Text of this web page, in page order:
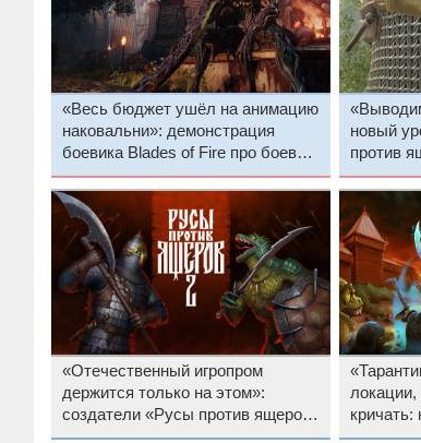
«Весь бюджет ушёл на анимацию
наковальни»: демонстрация
боевика Blades of Fire про боевого
кузнеца разочаровала игроков
новый
против
фанатов
«Отечественный игропром
держится только на этом»:
создатели «Русы против ящеров
2» поразили геймеров трейлером
локации,
против